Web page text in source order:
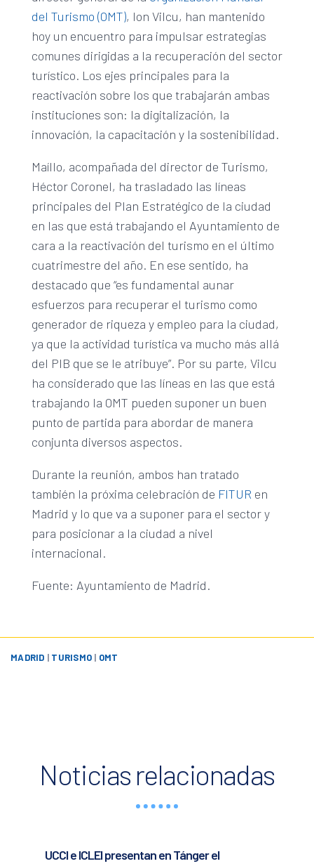
del Turismo (OMT), Ion Vilcu, han mantenido
hoy un encuentro para impulsar estrategias
comunes dirigidas a la recuperación del sector
turístico. Los ejes principales para la
reactivación sobre los que trabajarán ambas
instituciones son: la digitalización, la
innovación, la capacitación y la sostenibilidad.
Maíllo, acompañada del director de Turismo,
Héctor Coronel, ha trasladado las líneas
principales del Plan Estratégico de la ciudad
en las que está trabajando el Ayuntamiento de
cara a la reactivación del turismo en el último
cuatrimestre del año. En ese sentido, ha
destacado que “es fundamental aunar
esfuerzos para recuperar el turismo como
generador de riqueza y empleo para la ciudad,
ya que la actividad turística va mucho más allá
del PIB que se le atribuye”. Por su parte, Vilcu
ha considerado que las líneas en las que está
trabajando la OMT pueden suponer un buen
punto de partida para abordar de manera
conjunta diversos aspectos.
Durante la reunión, ambos han tratado
también la próxima celebración de FITUR en
Madrid y lo que va a suponer para el sector y
para posicionar a la ciudad a nivel
internacional.
Fuente: Ayuntamiento de Madrid.
MADRID | TURISMO | OMT
Noticias relacionadas
UCCI e ICLEI presentan en Tánger el